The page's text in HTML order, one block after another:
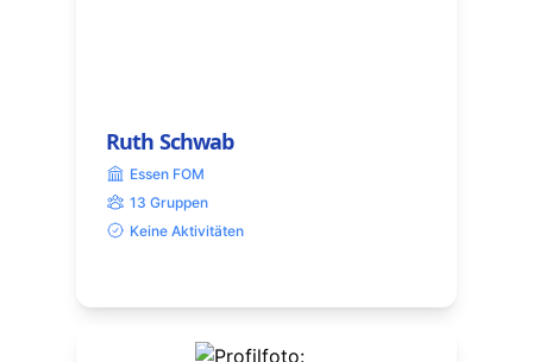
Ruth Schwab
Essen FOM
13 Gruppen
Keine Aktivitäten